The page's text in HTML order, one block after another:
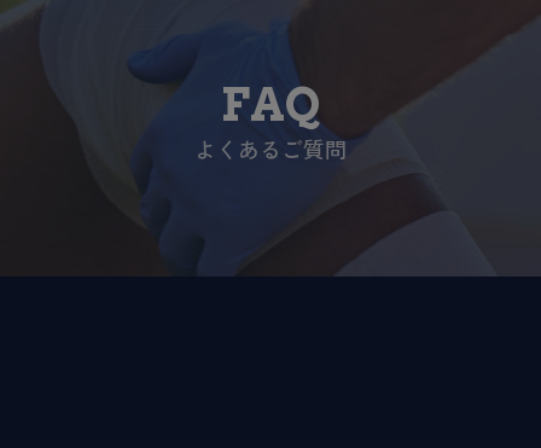
FAQ
よくあるご質問